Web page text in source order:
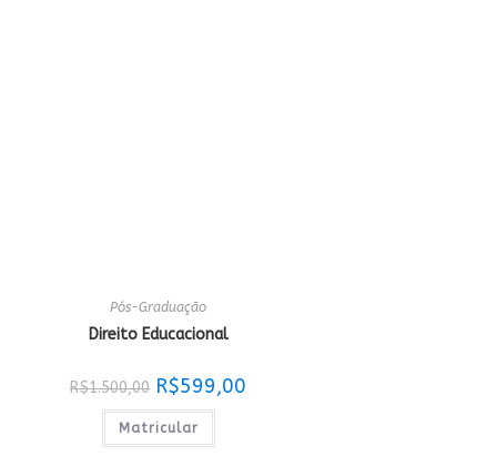
Pós-Graduação
Direito Educacional
R$1.500,00 O
preço
original
era:
R$1.500,00.
R$599,00
Matricular